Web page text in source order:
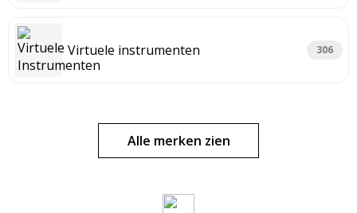
Virtuele instrumenten 306
Alle merken zien